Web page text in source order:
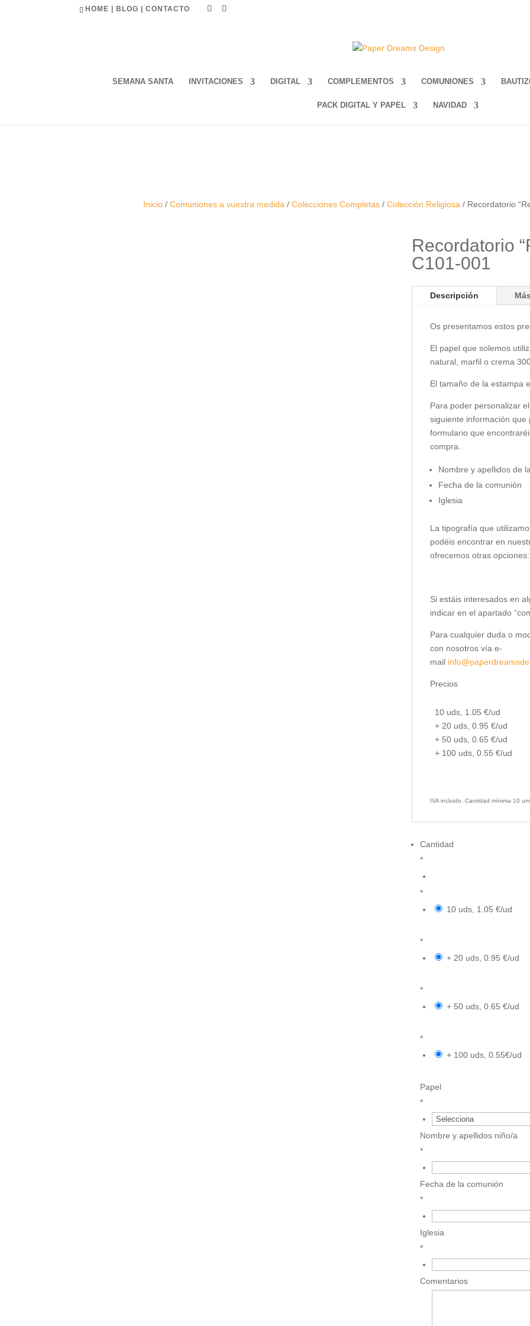
HOME BLOG |CONTACTO
SEMANA SANTA INVITACIONES DIGITAL COMPLEMENTOS COMUNIONES
PACK DIGITAL Y PAPEL NAVIDAD
Inicio/ Comuniones a vuestra medida / Colecciones Completas/ Colección Religiosa / Recordatorio
Recordatorio
C101-001
Descripción
Os presentamos estos
El papel que solemos
natural, marfil o crema
El tamaño de la estampa
Para poder personalizar
siguiente información que
formulario que
compra.
Nombre y apellidos de
Fecha de la comunión
Iglesia
La tipografía que
podéis encontrar en
ofrecemos otras opciones:
Si estáis interesados en
indicar en el apartado
Para cualquier duda o
con nosotros vía e-
mail
Precios
10 uds, 1.05 €/ud
+ 20 uds, 0.95 €/ud
+ 50 uds, 0.65 €/ud
+ 100 uds, 0.55 €/ud
IVA incluido. Cantidad mínima 10
Cantidad
*
*
10 uds, 1.05 €/ud
*
+ 20 uds, 0.95 €/ud
*
+ 50 uds, 0.65 €/ud
*
+ 100 uds, 0.55€/ud
Papel
*
Nombre y apellidos niño/a
*
Fecha de la comunión
*
Iglesia
*
Comentarios